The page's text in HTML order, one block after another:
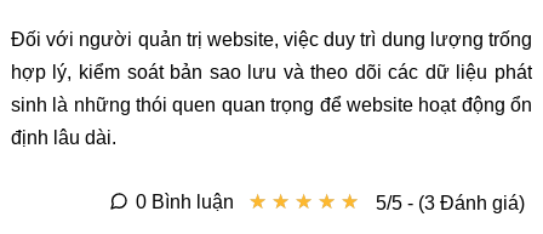
Đối với người quản trị website, việc duy trì dung lượng trống
hợp lý, kiểm soát bản sao lưu và theo dõi các dữ liệu phát
sinh là những thói quen quan trọng để website hoạt động ổn
định lâu dài.
★ ★ ★ ★ ★
★ ★ ★ ★ ★ 5/5 - (3 Đánh giá)
0 Bình luận